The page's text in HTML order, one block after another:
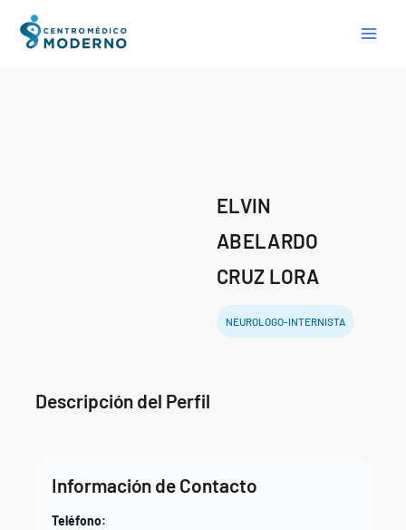
ELVIN
ABELARDO
CRUZ LORA
NEUROLOGO-INTERNISTA
Información de Contacto
Teléfono:
Descripción del Perfil